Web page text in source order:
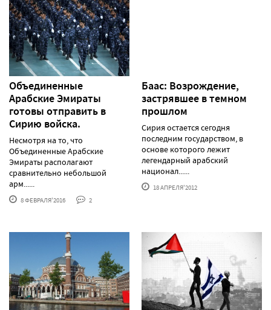
Объединенные
Арабские Эмираты
готовы отправить в
Сирию войска.
Несмотря на то, что
Объединенные Арабские
Эмираты располагают
сравнительно небольшой
арм......
8 ФЕВРАЛЯ'2016 2
Баас: Возрождение,
застрявшее в темном
прошлом
Сирия остается сегодня
последним государством, в
основе которого лежит
легендарный арабский
национал......
18 АПРЕЛЯ'2012